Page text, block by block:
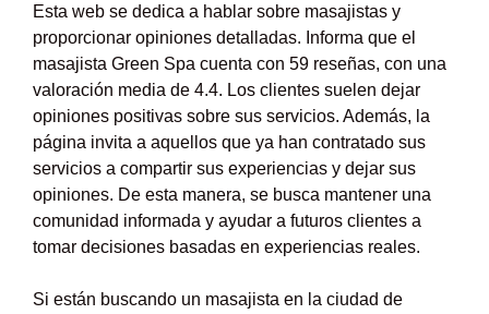
Esta web se dedica a hablar sobre masajistas y
proporcionar opiniones detalladas. Informa que el
masajista Green Spa cuenta con 59 reseñas, con una
valoración media de 4.4. Los clientes suelen dejar
opiniones positivas sobre sus servicios. Además, la
página invita a aquellos que ya han contratado sus
servicios a compartir sus experiencias y dejar sus
opiniones. De esta manera, se busca mantener una
comunidad informada y ayudar a futuros clientes a
tomar decisiones basadas en experiencias reales.
Si están buscando un masajista en la ciudad de